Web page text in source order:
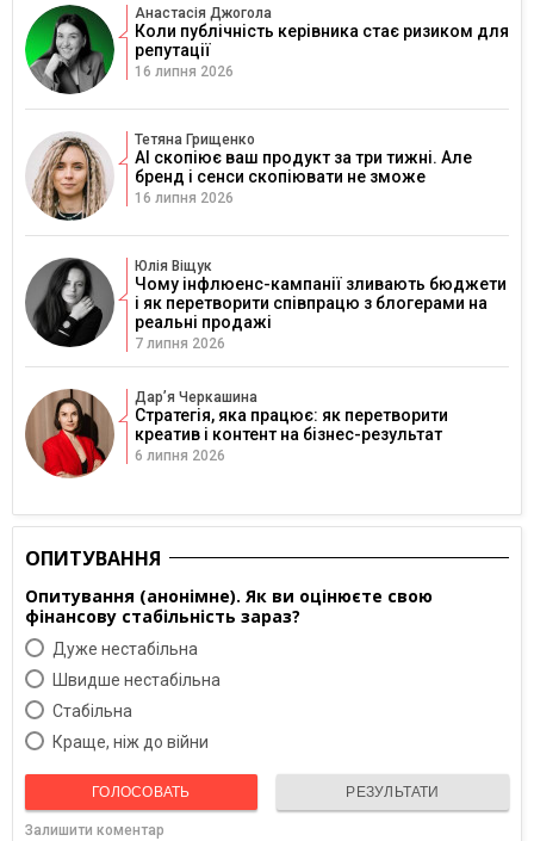
Анастасія Джогола
Коли публічність керівника стає ризиком для
репутації
16 липня 2026
Тетяна Грищенко
AI скопіює ваш продукт за три тижні. Але
бренд і сенси скопіювати не зможе
16 липня 2026
Юлія Віщук
Чому інфлюенс-кампанії зливають бюджети
і як перетворити співпрацю з блогерами на
реальні продажі
7 липня 2026
Дарʼя Черкашина
Стратегія, яка працює: як перетворити
креатив і контент на бізнес-результат
6 липня 2026
ОПИТУВАННЯ
Опитування (анонімне). Як ви оцінюєте свою
фінансову стабільність зараз?
Дуже нестабільна
Швидше нестабільна
Cтабільна
Краще, ніж до війни
ГОЛОСОВАТЬ РЕЗУЛЬТАТИ
Залишити коментар